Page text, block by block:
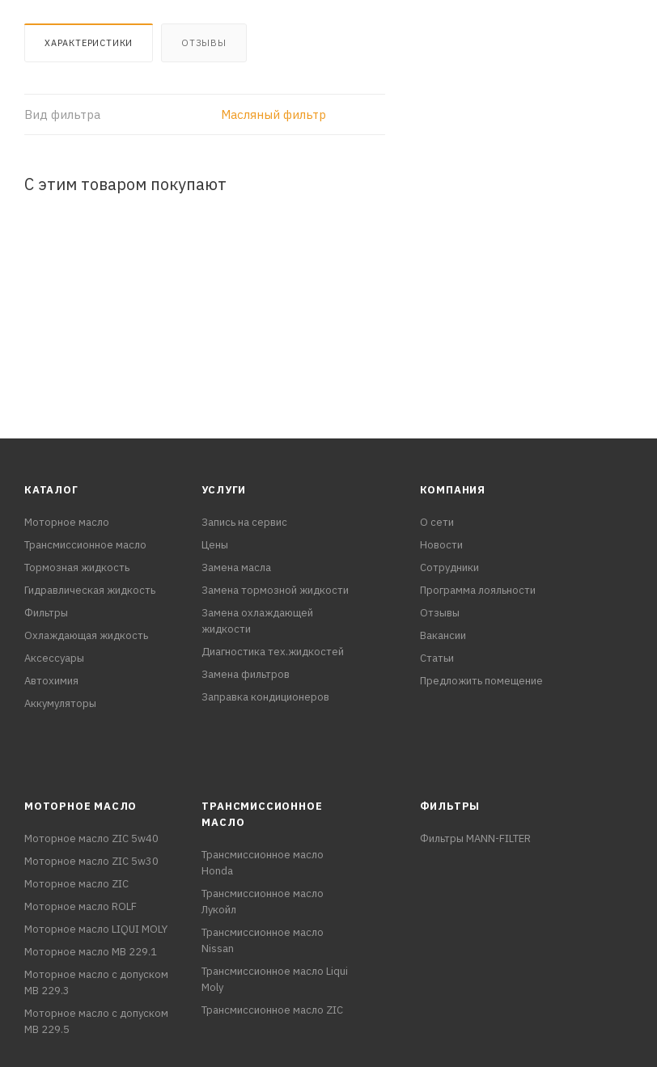
ХАРАКТЕРИСТИКИ ОТЗЫВЫ
Вид фильтра Масляный фильтр
С этим товаром покупают
КАТАЛОГ
Моторное масло
Трансмиссионное масло
Тормозная жидкость
Гидравлическая жидкость
Фильтры
Охлаждающая жидкость
Аксессуары
Автохимия
Аккумуляторы
УСЛУГИ
Запись на сервис
Цены
Замена масла
Замена тормозной жидкости
Замена охлаждающей
жидкости
Диагностика тех.жидкостей
Замена фильтров
Заправка кондиционеров
КОМПАНИЯ
О сети
Новости
Сотрудники
Программа лояльности
Отзывы
Вакансии
Статьи
Предложить помещение
МОТОРНОЕ МАСЛО
Моторное масло ZIC 5w40
Моторное масло ZIC 5w30
Моторное масло ZIC
Моторное масло ROLF
Моторное масло LIQUI MOLY
Моторное масло MB 229.1
Моторное масло с допуском
MB 229.3
Моторное масло с допуском
MB 229.5
ТРАНСМИССИОННОЕ
МАСЛО
Трансмиссионное масло
Honda
Трансмиссионное масло
Лукойл
Трансмиссионное масло
Nissan
Трансмиссионное масло Liqui
Moly
Трансмиссионное масло ZIC
ФИЛЬТРЫ
Фильтры MANN-FILTER